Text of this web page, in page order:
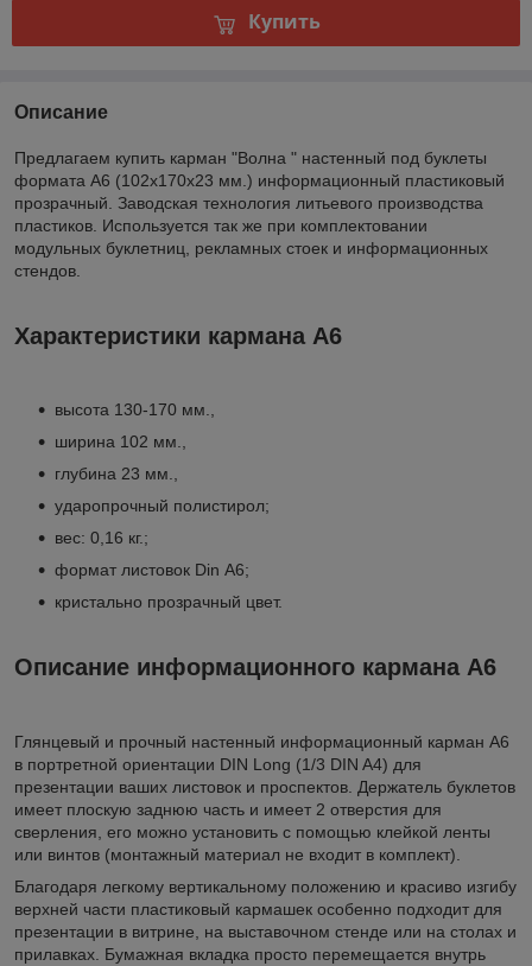
Купить
Описание
Предлагаем купить карман "Волна " настенный под буклеты
формата А6 (102х170х23 мм.) информационный пластиковый
прозрачный. Заводская технология литьевого производства
пластиков. Используется так же при комплектовании
модульных буклетниц, рекламных стоек и информационных
стендов.
Характеристики кармана А6
высота 130-170 мм.,
ширина 102 мм.,
глубина 23 мм.,
ударопрочный полистирол;
вес: 0,16 кг.;
формат листовок Din А6;
кристально прозрачный цвет.
Описание информационного кармана А6
Глянцевый и прочный настенный информационный карман А6
в портретной ориентации DIN Long (1/3 DIN A4) для
презентации ваших листовок и проспектов. Держатель буклетов
имеет плоскую заднюю часть и имеет 2 отверстия для
сверления, его можно установить с помощью клейкой ленты
или винтов (монтажный материал не входит в комплект).
Благодаря легкому вертикальному положению и красиво изгибу
верхней части пластиковый кармашек особенно подходит для
презентации в витрине, на выставочном стенде или на столах и
прилавках. Бумажная вкладка просто перемещается внутрь